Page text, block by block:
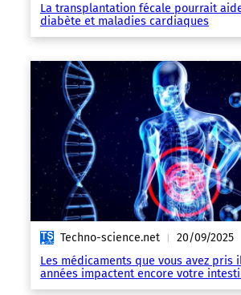
La transplantation fécale pourrait
diabète et maladies cardiaques
Techno-science.net | 20/09/2025
Les médicaments que vous avez pris
années impactent encore votre